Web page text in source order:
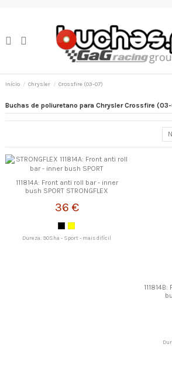
Início Chrysler Crossfire (03-07)
Buchas de poliuretano para Chrysler Crossfire
111814A: Front anti roll bar - inner
bush SPORT STRONGFLEX
36 €
Dureza: 90Sha - Sport - mais difícil